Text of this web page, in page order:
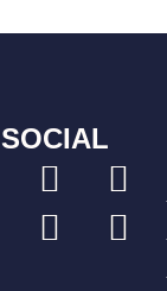
SOCIAL
LinkedIn
Instagram